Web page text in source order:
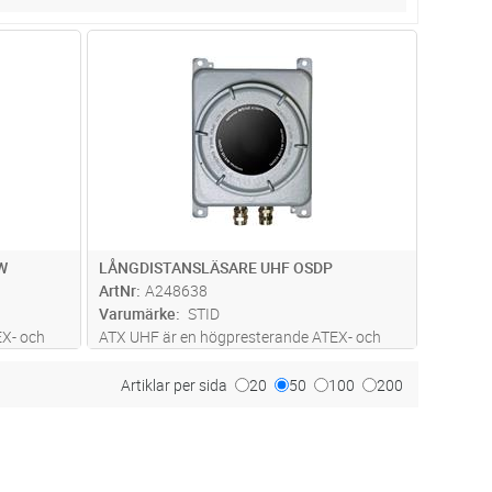
och
ST Lägg i kundvagn
LÅNGDISTANSLÄSARE UHF OSDP
ArtNr A248638
Varumärke
STID
ATX UHF är en högpresterande ATEX- och
antenn för alla dina fordons- eller
Artiklar per sida 20 50 100 200